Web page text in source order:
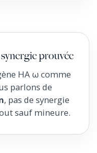
prouvée
HA ω comme
parlons de
, pas de synergie
sauf mineure.